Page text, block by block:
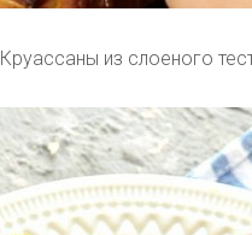
Круассаны из слоеного